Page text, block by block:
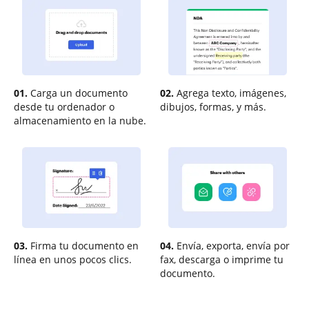
01. Carga un documento
desde tu ordenador o
almacenamiento en la nube.
02. Agrega texto, imágenes,
dibujos, formas, y más.
03. Firma tu documento en
línea en unos pocos clics.
04. Envía, exporta, envía por
fax, descarga o imprime tu
documento.